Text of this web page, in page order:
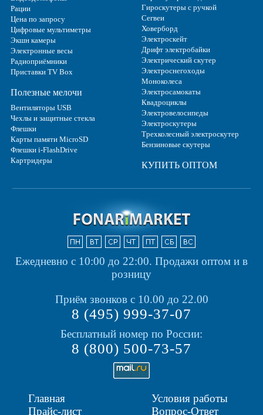
Рации
Цена по запросу
Цифровые мультиметры
Экшн камеры
Электронные весы
Радиоприёмники
Приставки TV Box
Полезные мелочи
Вентиляторы USB
Чехлы и защитные стекла
Флешки
Карты памяти MicroSD
Флешки i-FlashDrive
Картридеры
Гироскутеры с ручкой
Сегвеи
Ховерборд
Электроскейт
Дрифт электробайки
Электрический скутер
Электроснегоходы
Моноколеса
Электросамокаты
Квадроциклы
Электровелосипеды
Электроскутеры
Трехколесный электроскутер
Бензиновые скутеры
КУПИТЬ ОПТОМ
Ежедневно с 10:00 до 22:00. Продажи оптом и в
розницу
Приём звонков с 10.00 до 22.00
8 (495) 999-37-07
Бесплатный номер по России:
8 (800) 500-73-57
Главная
Прайс-лист
Условия работы
Вопрос-Ответ